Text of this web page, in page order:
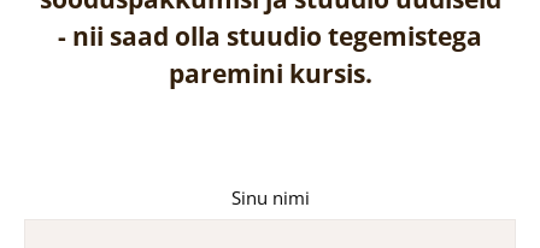
- nii saad olla stuudio tegemistega
paremini kursis.
Sinu nimi